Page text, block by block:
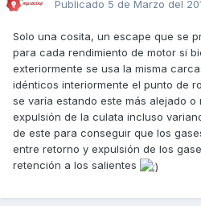
Publicado 5 de Marzo del
Solo una cosita, un escape que se
para cada rendimiento de motor si
exteriormente se usa la misma
idénticos interiormente el punto de
se varía estando este más alejado
expulsión de la culata incluso
de este para conseguir que los
entre retorno y expulsión de los
retención a los salientes